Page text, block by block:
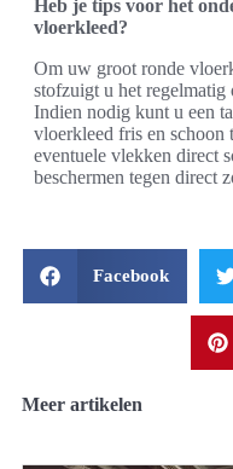
Heb je tips voor het
vloerkleed?
Om uw groot ronde
stofzuigt u het
Indien nodig kunt u een
vloerkleed fris en
eventuele vlekken direct
beschermen tegen direct
Facebook
Meer artikelen